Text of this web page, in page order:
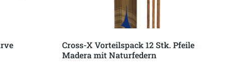
Cross-X Vorteilspack 12 Stk. Pfeile
Madera mit Naturfedern